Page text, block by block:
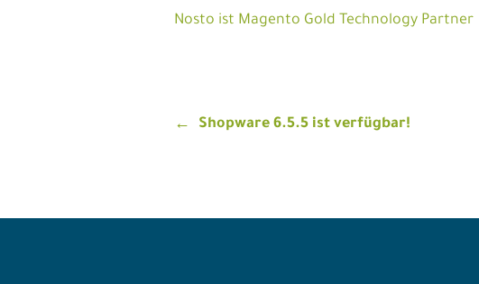
Nosto ist Magento Gold Technology Partner
Beitragsnavigation
Shopware 6.5.5 ist verfügbar!